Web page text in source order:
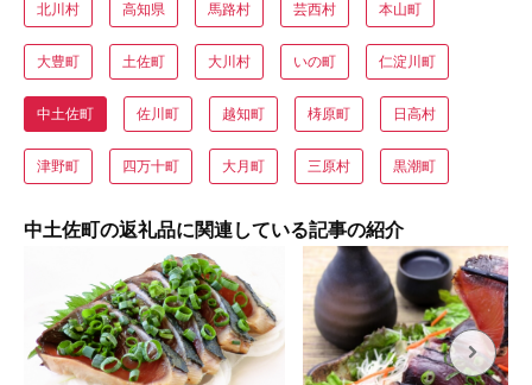
北川村 高知県 馬路村 芸西村 本山町
大豊町 土佐町 大川村 いの町 仁淀川町
中土佐町 佐川町 越知町 梼原町 日高村
津野町 四万十町 大月町 三原村 黒潮町
中土佐町の返礼品に関連している記事の紹介